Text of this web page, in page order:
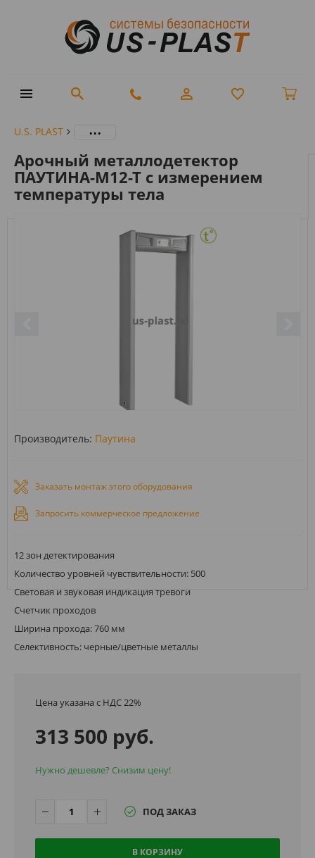
U.S. PLAST ...
Арочный металлодетектор
ПАУТИНА-М12-Т с измерением
температуры тела
Производитель: Паутина
Заказать монтаж этого оборудования
Запросить коммерческое предложение
12 зон детектирования
Количество уровней чувствительности: 500
Световая и звуковая индикация тревоги
Счетчик проходов
Ширина прохода: 760 мм
Селективность: черные/цветные металлы
Цена указана с НДС 22%
313 500 руб.
Нужно дешевле? Снизим цену!
ПОД ЗАКАЗ
В КОРЗИНУ